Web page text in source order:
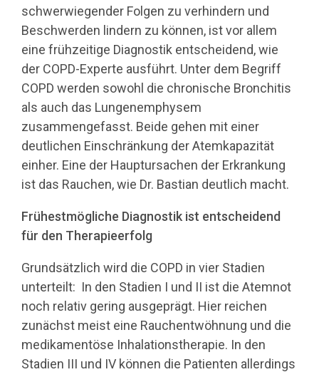
schwerwiegender Folgen zu verhindern und
Beschwerden lindern zu können, ist vor allem
eine frühzeitige Diagnostik entscheidend, wie
der COPD-Experte ausführt. Unter dem Begriff
COPD werden sowohl die chronische Bronchitis
als auch das Lungenemphysem
zusammengefasst. Beide gehen mit einer
deutlichen Einschränkung der Atemkapazität
einher. Eine der Hauptursachen der Erkrankung
ist das Rauchen, wie Dr. Bastian deutlich macht.
Frühestmögliche Diagnostik ist entscheidend
für den Therapieerfolg
Grundsätzlich wird die COPD in vier Stadien
unterteilt: In den Stadien I und II ist die Atemnot
noch relativ gering ausgeprägt. Hier reichen
zunächst meist eine Rauchentwöhnung und die
medikamentöse Inhalationstherapie. In den
Stadien III und IV können die Patienten allerdings